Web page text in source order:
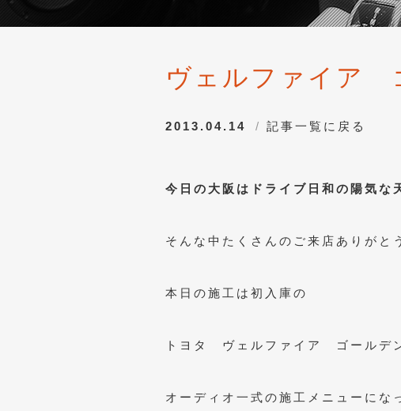
ヴェルファイア
2013.04.14 記事一覧に戻る
今日の大阪はドライブ日和の陽気な
そんな中たくさんのご来店ありがと
本日の施工は初入庫の
トヨタ ヴェルファイア ゴールデ
オーディオ一式の施工メニューにな